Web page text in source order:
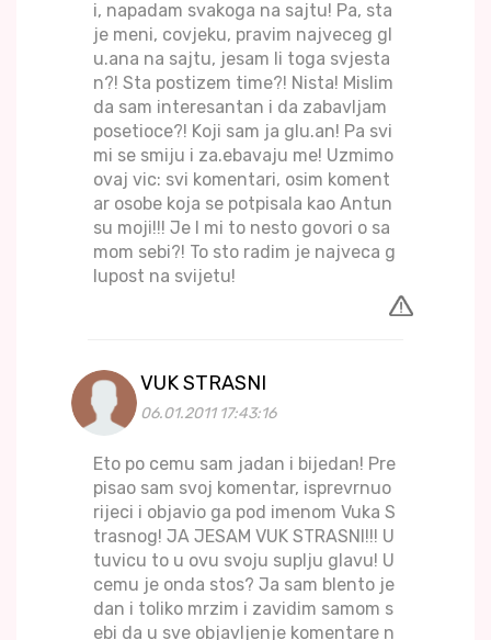
i, napadam svakoga na sajtu! Pa, sta
je meni, covjeku, pravim najveceg gl
u.ana na sajtu, jesam li toga svjesta
n?! Sta postizem time?! Nista! Mislim
da sam interesantan i da zabavljam
posetioce?! Koji sam ja glu.an! Pa svi
mi se smiju i za.ebavaju me! Uzmimo
ovaj vic: svi komentari, osim koment
ar osobe koja se potpisala kao Antun
su moji!!! Je l mi to nesto govori o sa
mom sebi?! To sto radim je najveca g
lupost na svijetu!
VUK STRASNI
06.01.2011 17:43:16
Eto po cemu sam jadan i bijedan! Pre
pisao sam svoj komentar, isprevrnuo
rijeci i objavio ga pod imenom Vuka S
trasnog! JA JESAM VUK STRASNI!!! U
tuvicu to u ovu svoju suplju glavu! U
cemu je onda stos? Ja sam blento je
dan i toliko mrzim i zavidim samom s
ebi da u sve objavljenje komentare n